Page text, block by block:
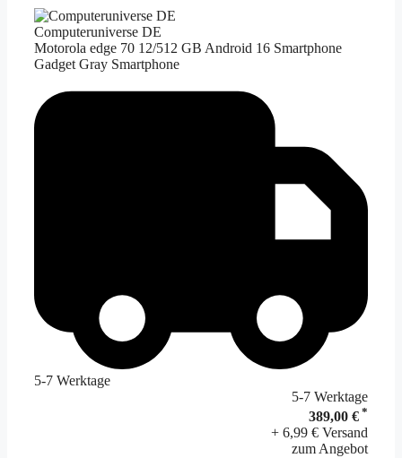
Computeruniverse DE
Motorola edge 70 12/512 GB Android 16 Smartphone
Gadget Gray Smartphone
5-7 Werktage
5-7 Werktage
389,00 € *
+ 6,99 € Versand
zum Angebot